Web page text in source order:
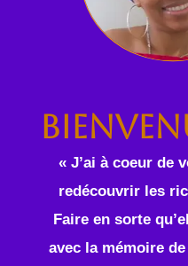
« J’ai à coeur de
redécouvrir les
Faire en sorte
avec la mémoire